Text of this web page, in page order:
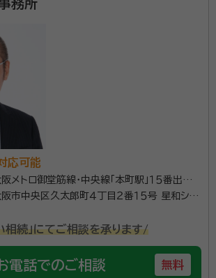
務所
応可能
メトロ御堂筋線・中央線「本町駅」１５番出口
分
中央区久太郎町４丁目２番１５号 星和シテ
相続」にてご相談を承ります/
電話でのご相談 無料